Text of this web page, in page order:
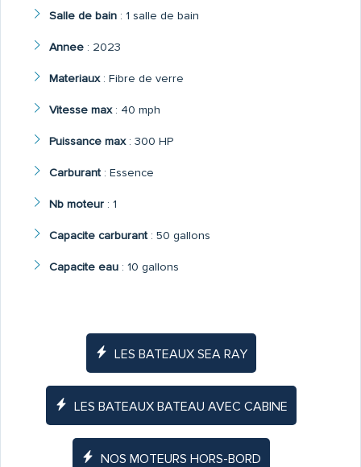
Salle de bain: 1 salle de bain
Annee: 2023
Materiaux: Fibre de verre
Vitesse max: 40 mph
Puissance max: 300 HP
Carburant: Essence
Nb moteur: 1
Capacite carburant: 50 gallons
Capacite eau: 10 gallons
LES BATEAUX SEA RAY
LES BATEAUX BATEAU AVEC CABINE
NOS MOTEURS HORS-BORD